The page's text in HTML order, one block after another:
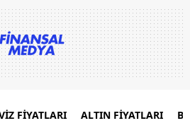
FİYATLARI ALTIN FİYATLARI